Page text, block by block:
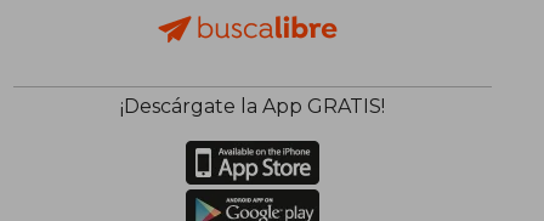
¡Descárgate la App GRATIS!